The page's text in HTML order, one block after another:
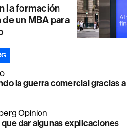
la formación
un MBA para
la guerra comercial gracias a
Opinion
dar algunas explicaciones